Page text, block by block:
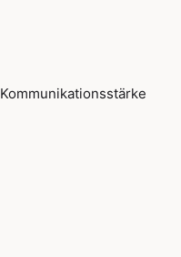
Kommunikationsstärke